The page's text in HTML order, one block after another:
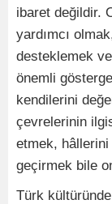
ibaret değildir.
yardımcı
desteklemek ve
önemli
kendilerini
çevrelerinin
etmek, hâllerini
geçirmek bile
Türk